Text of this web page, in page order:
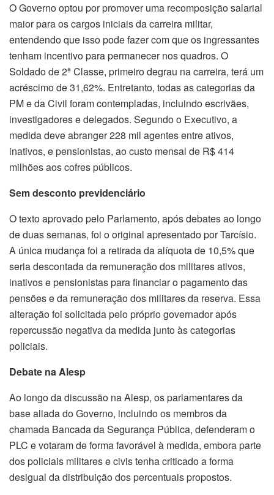
O Governo optou por promover uma recomposição salarial
maior para os cargos iniciais da carreira militar,
entendendo que isso pode fazer com que os ingressantes
tenham incentivo para permanecer nos quadros. O
Soldado de 2ª Classe, primeiro degrau na carreira, terá um
acréscimo de 31,62%. Entretanto, todas as categorias da
PM e da Civil foram contempladas, incluindo escrivães,
investigadores e delegados. Segundo o Executivo, a
medida deve abranger 228 mil agentes entre ativos,
inativos, e pensionistas, ao custo mensal de R$ 414
milhões aos cofres públicos.
Sem desconto previdenciário
O texto aprovado pelo Parlamento, após debates ao longo
de duas semanas, foi o original apresentado por Tarcísio.
A única mudança foi a retirada da alíquota de 10,5% que
seria descontada da remuneração dos militares ativos,
inativos e pensionistas para financiar o pagamento das
pensões e da remuneração dos militares da reserva. Essa
alteração foi solicitada pelo próprio governador após
repercussão negativa da medida junto às categorias
policiais.
Debate na Alesp
Ao longo da discussão na Alesp, os parlamentares da
base aliada do Governo, incluindo os membros da
chamada Bancada da Segurança Pública, defenderam o
PLC e votaram de forma favorável à medida, embora parte
dos policiais militares e civis tenha criticado a forma
desigual da distribuição dos percentuais propostos.